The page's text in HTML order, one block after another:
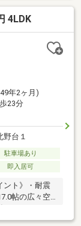
4LDK
年2ヶ月)
23分
野台１
駐車場あり
即入居可
ト》・耐震
帖の広々空
テムキッチ